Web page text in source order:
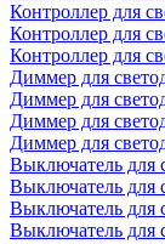
Контроллер для
Контроллер для
Контроллер для
Диммер для
Диммер для
Диммер для
Диммер для
Выключатель для
Выключатель для
Выключатель для
Выключатель для